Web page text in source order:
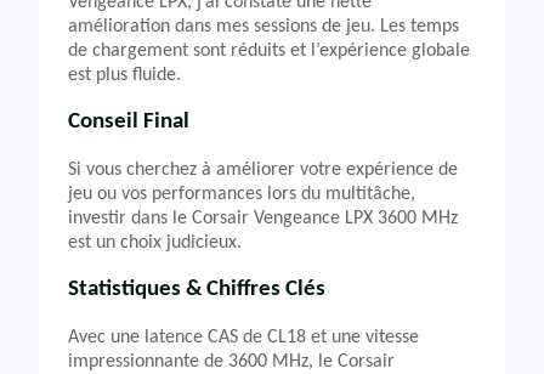
amélioration dans mes sessions de jeu. Les temps
de chargement sont réduits et l’expérience globale
est plus fluide.
Conseil Final
Si vous cherchez à améliorer votre expérience de
jeu ou vos performances lors du multitâche,
investir dans le Corsair Vengeance LPX 3600 MHz
est un choix judicieux.
Statistiques & Chiffres Clés
Avec une latence CAS de CL18 et une vitesse
impressionnante de 3600 MHz, le Corsair